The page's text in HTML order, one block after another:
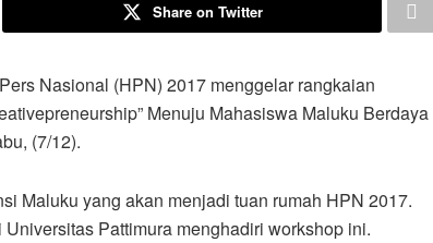
Share on Twitter
Nasional (HPN) 2017 menggelar rangkaian
Menuju Mahasiswa Maluku Berdaya
(7/12).
Maluku yang akan menjadi tuan rumah HPN 2017.
Pattimura menghadiri workshop ini.